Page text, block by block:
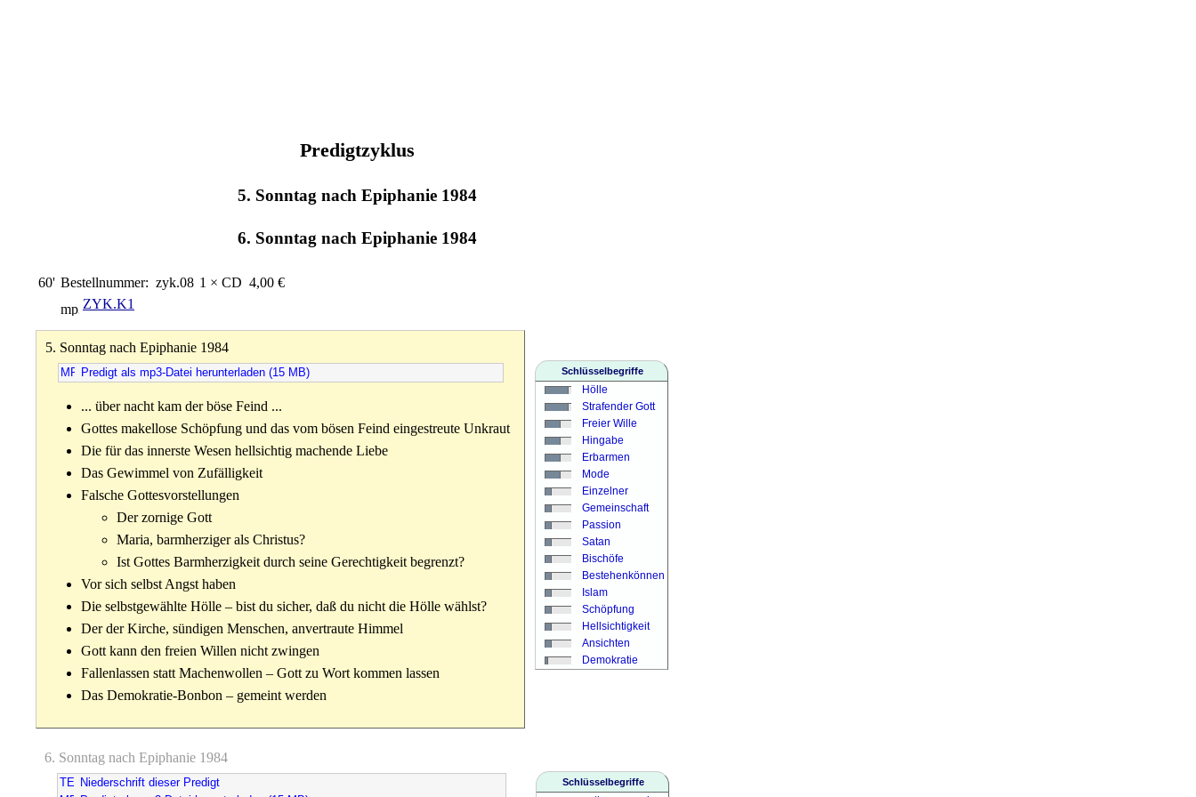
Predigtzyklus
5. Sonntag nach Epiphanie 1984
6. Sonntag nach Epiphanie 1984
60' Bestellnummer: zyk.08 1 × CD 4,00 €
ZYK.K1
5. Sonntag nach Epiphanie 1984
Predigt als mp3-Datei herunterladen (15 MB)
... über nacht kam der böse Feind ...
Gottes makellose Schöpfung und das vom bösen Feind eingestreute Unkraut
Die für das innerste Wesen hellsichtig machende Liebe
Das Gewimmel von Zufälligkeit
Falsche Gottesvorstellungen
Der zornige Gott
Maria, barmherziger als Christus?
Ist Gottes Barmherzigkeit durch seine Gerechtigkeit begrenzt?
Vor sich selbst Angst haben
Die selbstgewählte Hölle – bist du sicher, daß du nicht die Hölle wählst?
Der der Kirche, sündigen Menschen, anvertraute Himmel
Gott kann den freien Willen nicht zwingen
Fallenlassen statt Machenwollen – Gott zu Wort kommen lassen
Das Demokratie-Bonbon – gemeint werden
Schlüsselbegriffe
Hölle
Strafender Gott
Freier Wille
Hingabe
Erbarmen
Mode
Einzelner
Gemeinschaft
Passion
Satan
Bischöfe
Bestehenkönnen
Islam
Schöpfung
Hellsichtigkeit
Ansichten
Demokratie
6. Sonntag nach Epiphanie 1984
Niederschrift dieser Predigt
Schlüsselbegriffe